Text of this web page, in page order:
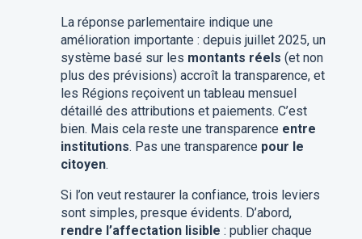
La réponse parlementaire indique une
amélioration importante : depuis juillet 2025, un
système basé sur les montants réels (et non
plus des prévisions) accroît la transparence, et
les Régions reçoivent un tableau mensuel
détaillé des attributions et paiements. C’est
bien. Mais cela reste une transparence entre
institutions. Pas une transparence pour le
citoyen.
Si l’on veut restaurer la confiance, trois leviers
sont simples, presque évidents. D’abord,
rendre l’affectation lisible : publier chaque